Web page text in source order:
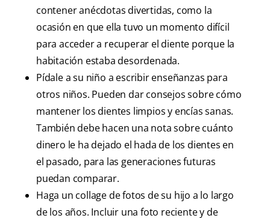
contener anécdotas divertidas, como la
ocasión en que ella tuvo un momento difícil
para acceder a recuperar el diente porque la
habitación estaba desordenada.
Pídale a su niño a escribir enseñanzas para
otros niños. Pueden dar consejos sobre cómo
mantener los dientes limpios y encías sanas.
También debe hacen una nota sobre cuánto
dinero le ha dejado el hada de los dientes en
el pasado, para las generaciones futuras
puedan comparar.
Haga un collage de fotos de su hijo a lo largo
de los años. Incluir una foto reciente y de